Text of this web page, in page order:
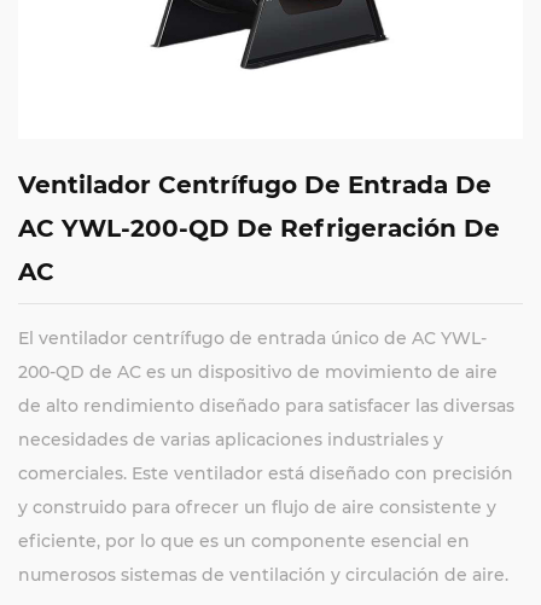
Ventilador Centrífugo De Entrada De
AC YWL-200-QD De Refrigeración De
AC
El ventilador centrífugo de entrada único de AC YWL-
200-QD de AC es un dispositivo de movimiento de aire
de alto rendimiento diseñado para satisfacer las diversas
necesidades de varias aplicaciones industriales y
comerciales. Este ventilador está diseñado con precisión
y construido para ofrecer un flujo de aire consistente y
eficiente, por lo que es un componente esencial en
numerosos sistemas de ventilación y circulación de aire.